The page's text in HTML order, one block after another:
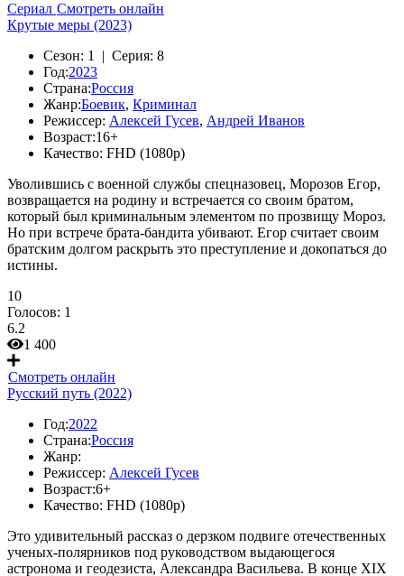
Сериал Смотреть онлайн
Крутые меры (2023)
Сезон: 1 | Серия: 8
Год:2023
Страна:Россия
Жанр:Боевик, Криминал
Режиссер: Алексей Гусев, Андрей Иванов
Возраст:16+
Качество: FHD (1080p)
Уволившись с военной службы спецназовец, Морозов Егор,
возвращается на родину и встречается со своим братом,
который был криминальным элементом по прозвищу Мороз.
Но при встрече брата-бандита убивают. Егор считает своим
братским долгом раскрыть это преступление и докопаться до
истины.
10
Голосов: 1
6.2
1 400
Смотреть онлайн
Русский путь (2022)
Год:2022
Страна:Россия
Жанр:
Режиссер: Алексей Гусев
Возраст:6+
Качество: FHD (1080p)
Это удивительный рассказ о дерзком подвиге отечественных
ученых-полярников под руководством выдающегося
астронома и геодезиста, Александра Васильева. В конце XIX